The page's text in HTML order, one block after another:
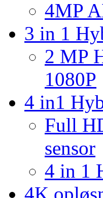
4MP
3 in 1
2 MP
1080P
4 in1
Full
sensor
4 in 1
4K